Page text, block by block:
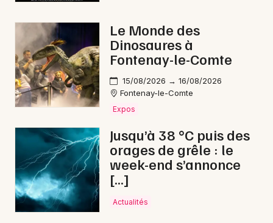
Sorties & loisirs
Aquatique nautique en Charente
Aquatique nautique en Poitou-Charente
Aquatique nautique en Nouvelle-Aquitaine
Newsletter des sorties
Le Monde des
Dinosaures à
Fontenay-le-Comte
15/08/2026 → 16/08/2026
Fontenay-le-Comte
Expos
Jusqu’à 38 °C puis des
orages de grêle : le
week-end s’annonce
[…]
Actualités